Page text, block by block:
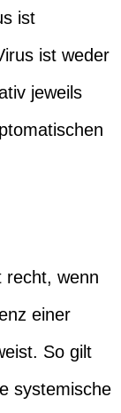
ist
ist weder
jeweils
recht, wenn
einer
So gilt
systemische